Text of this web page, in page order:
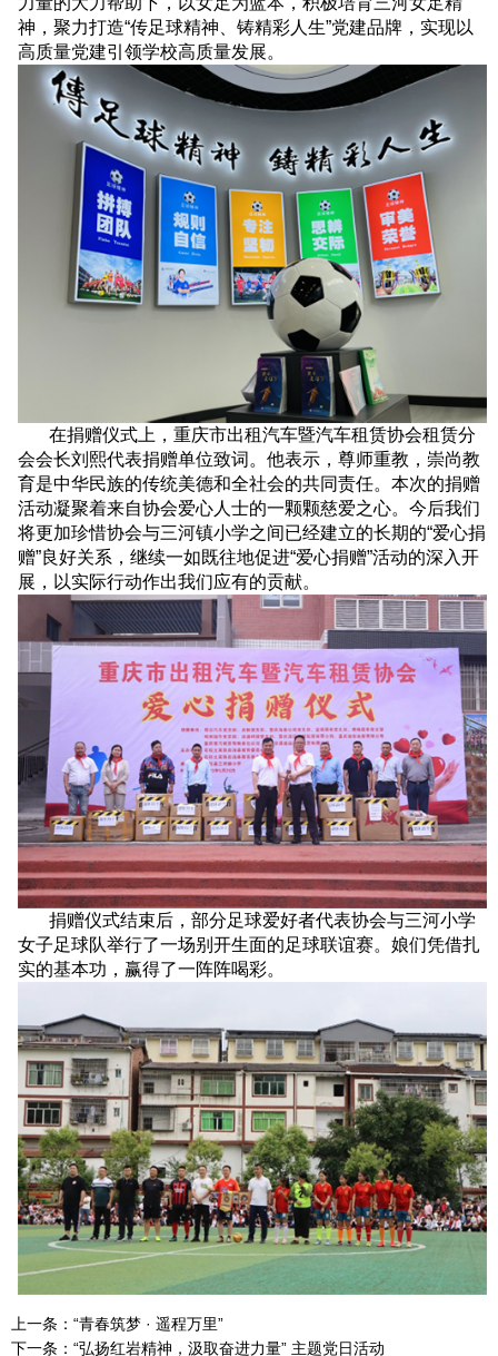
神，聚力打造“传足球精神、铸精彩人生”党建品牌，实现以
高质量党建引领学校高质量发展。
在捐赠仪式上，重庆市出租汽车暨汽车租赁协会租赁分
会会长刘熙代表捐赠单位致词。他表示，尊师重教，崇尚教
育是中华民族的传统美德和全社会的共同责任。本次的捐赠
活动凝聚着来自协会爱心人士的一颗颗慈爱之心。今后我们
将更加珍惜协会与三河镇小学之间已经建立的长期的“爱心捐
赠”良好关系，继续一如既往地促进“爱心捐赠”活动的深入开
展，以实际行动作出我们应有的贡献。
捐赠仪式结束后，部分足球爱好者代表协会与三河小学
女子足球队举行了一场别开生面的足球联谊赛。娘们凭借扎
实的基本功，赢得了一阵阵喝彩。
上一条： “青春筑梦 · 遥程万里”
下一条： “弘扬红岩精神，汲取奋进力量” 主题党日活动